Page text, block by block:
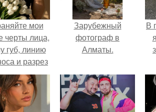
мои
черты лица,
губ, линию
и разрез
глаз.
Зарубежный
фотограф в
Алматы.
В